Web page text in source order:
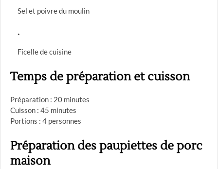
Sel et poivre du moulin
Ficelle de cuisine
Temps de préparation et cuisson
Préparation : 20 minutes
Cuisson : 45 minutes
Portions : 4 personnes
Préparation des paupiettes de porc
maison